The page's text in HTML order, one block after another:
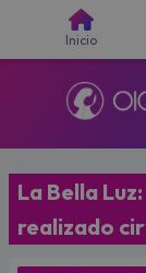
Inicio
La Bella
realizado